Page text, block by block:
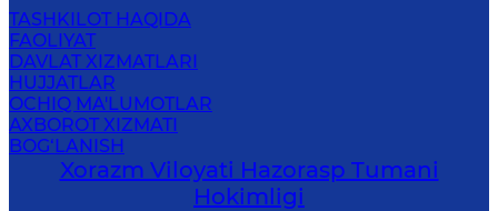
TASHKILOT HAQIDA
FAOLIYAT
DAVLAT XIZMATLARI
HUJJATLAR
OCHIQ MA'LUMOTLAR
AXBOROT XIZMATI
BOG‘LANISH
Xorazm Viloyati Hazorasp Tumani
Hokimligi